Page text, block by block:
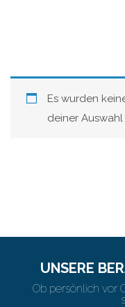
Es wurden
deiner
UNSERE
Ob persönlich vor